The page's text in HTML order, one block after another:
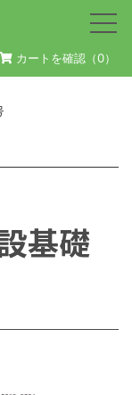
カートを確認（0）
基礎